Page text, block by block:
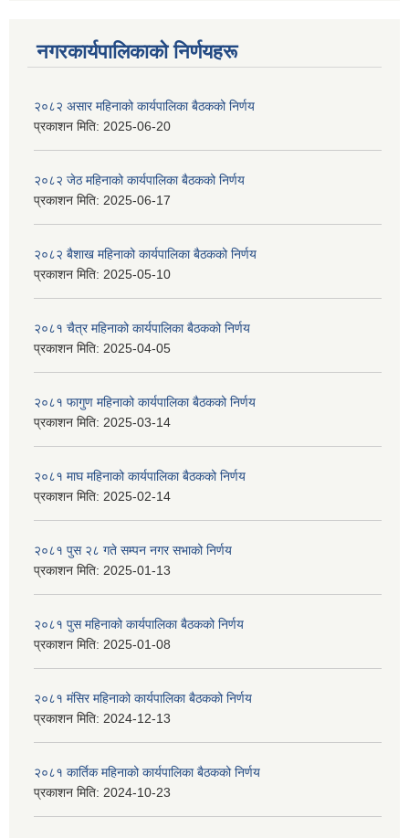
नगरकार्यपालिकाकाे निर्णयहरू
२०८२ असार महिनाको कार्यपालिका बैठकको निर्णय
प्रकाशन मिति: 2025-06-20
२०८२ जेठ महिनाको कार्यपालिका बैठकको निर्णय
प्रकाशन मिति: 2025-06-17
२०८२ बैशाख महिनाको कार्यपालिका बैठकको निर्णय
प्रकाशन मिति: 2025-05-10
२०८१ चैत्र महिनाको कार्यपालिका बैठकको निर्णय
प्रकाशन मिति: 2025-04-05
२०८१ फागुण महिनाको कार्यपालिका बैठकको निर्णय
प्रकाशन मिति: 2025-03-14
२०८१ माघ महिनाको कार्यपालिका बैठकको निर्णय
प्रकाशन मिति: 2025-02-14
२०८१ पुस २८ गते सम्प‍न नगर सभाको निर्णय
प्रकाशन मिति: 2025-01-13
२०८१ पुस महिनाको कार्यपालिका बैठकको निर्णय
प्रकाशन मिति: 2025-01-08
२०८१ मंसिर महिनाको कार्यपालिका बैठकको निर्णय
प्रकाशन मिति: 2024-12-13
२०८१ कार्तिक महिनाको कार्यपालिका बैठकको निर्णय
प्रकाशन मिति: 2024-10-23